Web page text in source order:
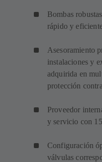
Bombas
rápido y
Asesoramiento
instalaciones y
adquirida en
protección
Proveedor
y servicio con
Configuración
válvulas